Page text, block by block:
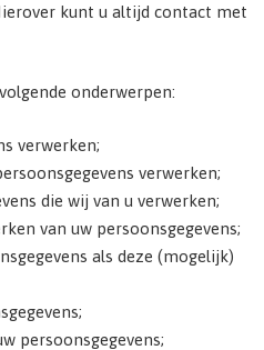
kunt u altijd contact met
onderwerpen:
verwerken;
verwerken;
die wij van u verwerken;
van uw persoonsgegevens;
als deze (mogelijk)
persoonsgegevens;